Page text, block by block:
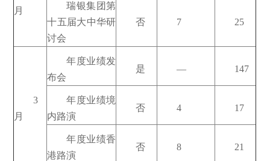
月
瑞银集团第
十五届大中华研
讨会
否 7 25
3
月
年度业绩发
布会
是 — 147
年度业绩境
内路演
否 4 17
年度业绩香
港路演
否 8 21